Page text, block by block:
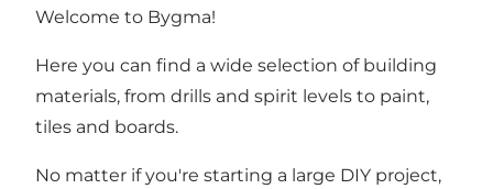
Welcome to Bygma!
Here you can find a wide selection of building
materials, from drills and spirit levels to paint,
tiles and boards.
No matter if you're starting a large DIY project,